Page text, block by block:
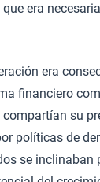
era
era
financiero
su
políticas de
se inclinaban